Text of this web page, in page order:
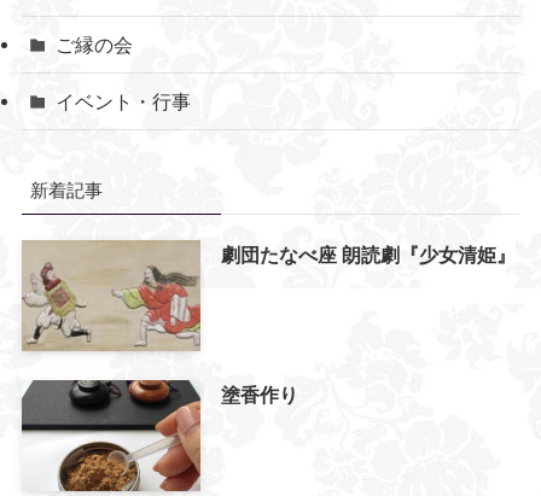
ご縁の会
イベント・行事
新着記事
劇団たなべ座 朗読劇『少女清姫』
塗香作り